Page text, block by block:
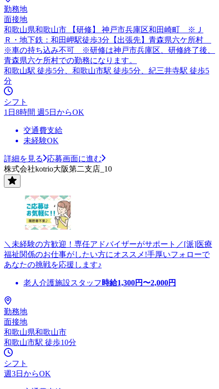
勤務地
面接地
和歌山県和歌山市 【研修】 神戸市兵庫区和田崎町 ※Ｊ
Ｒ・地下鉄：和田岬駅徒歩3分【出張先】青森県六ケ所村
※車の持ち込み不可 ※研修は神戸市兵庫区、研修終了後、
青森県六ケ所村での勤務になります。
和歌山駅 徒歩5分、和歌山市駅 徒歩5分、紀三井寺駅 徒歩5
分
シフト
1日8時間 週5日からOK
交通費支給
未経験OK
詳細を見る
応募画面に進む
株式会社kotrio大阪第二支店_10
＼未経験の方歓迎！専任アドバイザーがサポート／[派]医療
福祉関係のお仕事がしたい方にオススメ!手厚いフォローで
あなたの挑戦を応援します♪
老人介護施設スタッフ 時給1,300円〜2,000円
勤務地
面接地
和歌山県和歌山市
和歌山市駅 徒歩10分
シフト
週3日からOK